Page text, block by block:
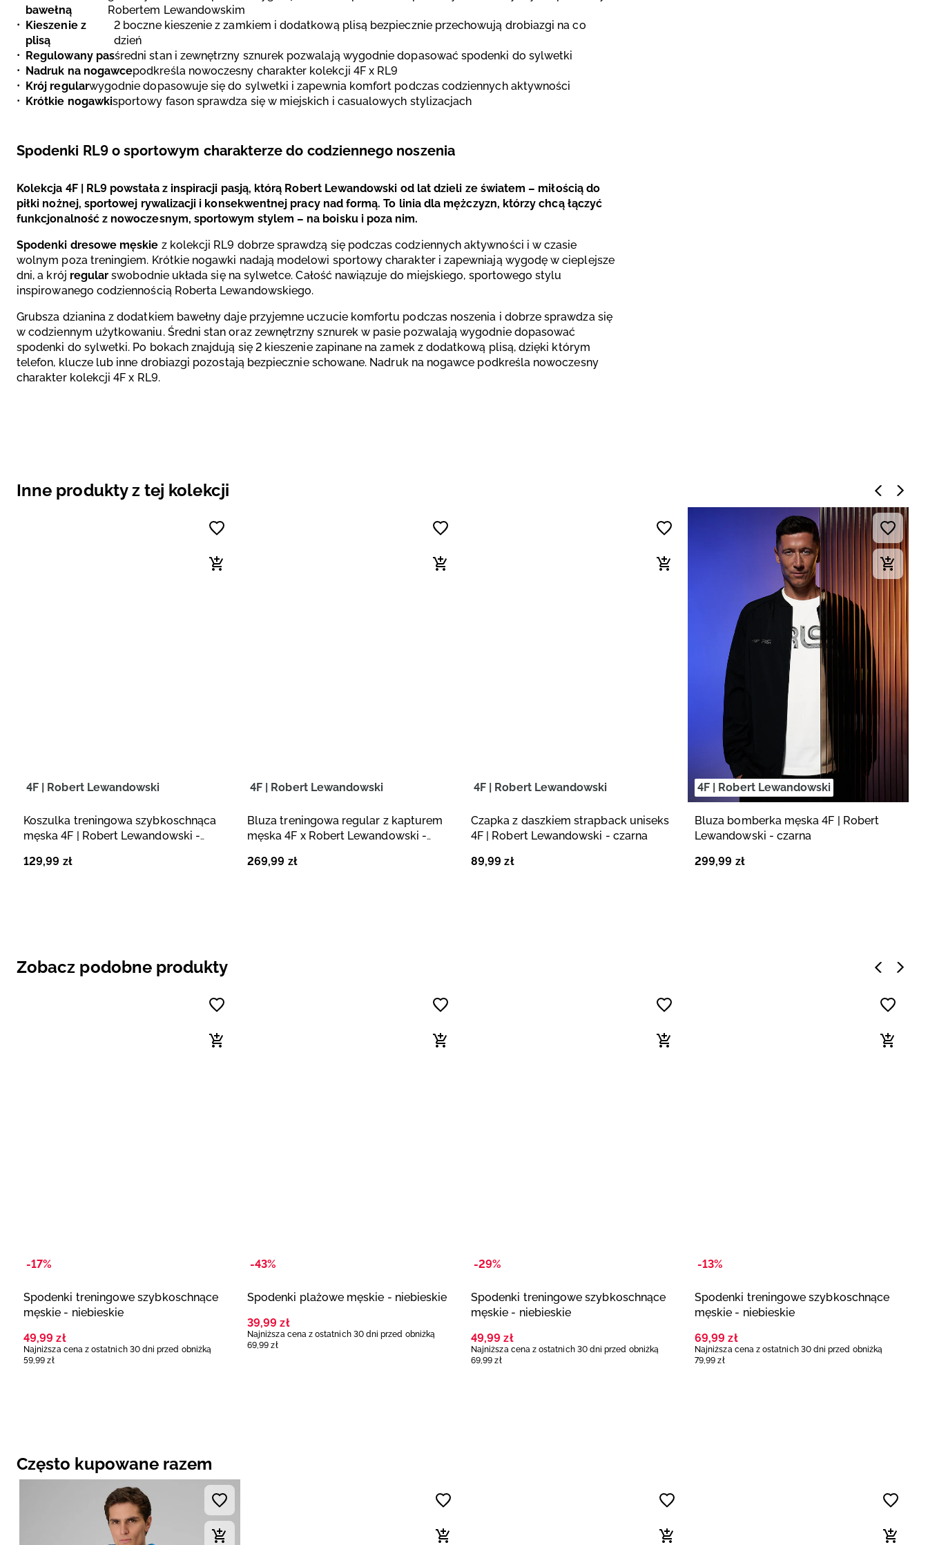
bawełną
Robertem Lewandowskim
Kieszenie z
plisą
2 boczne kieszenie z zamkiem i dodatkową plisą bezpiecznie przechowują drobiazgi na co
dzień
Regulowany pasśredni stan i zewnętrzny sznurek pozwalają wygodnie dopasować spodenki do sylwetki
Nadruk na nogawcepodkreśla nowoczesny charakter kolekcji 4F x RL9
Krój regularwygodnie dopasowuje się do sylwetki i zapewnia komfort podczas codziennych aktywności
Krótkie nogawkisportowy fason sprawdza się w miejskich i casualowych stylizacjach
Spodenki RL9 o sportowym charakterze do codziennego noszenia
Kolekcja 4F | RL9 powstała z inspiracji pasją, którą Robert Lewandowski od lat dzieli ze światem – miłością do
piłki nożnej, sportowej rywalizacji i konsekwentnej pracy nad formą. To linia dla mężczyzn, którzy chcą łączyć
funkcjonalność z nowoczesnym, sportowym stylem – na boisku i poza nim.
Spodenki dresowe męskie z kolekcji RL9 dobrze sprawdzą się podczas codziennych aktywności i w czasie
wolnym poza treningiem. Krótkie nogawki nadają modelowi sportowy charakter i zapewniają wygodę w cieplejsze
dni, a krój regular swobodnie układa się na sylwetce. Całość nawiązuje do miejskiego, sportowego stylu
inspirowanego codziennością Roberta Lewandowskiego.
Grubsza dzianina z dodatkiem bawełny daje przyjemne uczucie komfortu podczas noszenia i dobrze sprawdza się
w codziennym użytkowaniu. Średni stan oraz zewnętrzny sznurek w pasie pozwalają wygodnie dopasować
spodenki do sylwetki. Po bokach znajdują się 2 kieszenie zapinane na zamek z dodatkową plisą, dzięki którym
telefon, klucze lub inne drobiazgi pozostają bezpiecznie schowane. Nadruk na nogawce podkreśla nowoczesny
charakter kolekcji 4F x RL9.
Inne produkty z tej kolekcji
4F | Robert Lewandowski
Koszulka treningowa szybkoschnąca
męska 4F | Robert Lewandowski -
129,99 zł
4F | Robert Lewandowski
Bluza treningowa regular z kapturem
męska 4F x Robert Lewandowski -
269,99 zł
4F | Robert Lewandowski
Czapka z daszkiem strapback uniseks
4F | Robert Lewandowski - czarna
89,99 zł
4F | Robert Lewandowski
Bluza bomberka męska 4F | Robert
Lewandowski - czarna
299,99 zł
Zobacz podobne produkty
-17%
Spodenki treningowe szybkoschnące
męskie - niebieskie
49,99 zł
Najniższa cena z ostatnich 30 dni przed obniżką
59 ,99 zł
-43%
Spodenki plażowe męskie - niebieskie
39,99 zł
Najniższa cena z ostatnich 30 dni przed obniżką
69 ,99 zł
-29%
Spodenki treningowe szybkoschnące
męskie - niebieskie
49,99 zł
Najniższa cena z ostatnich 30 dni przed obniżką
69 ,99 zł
-13%
Spodenki treningowe szybkoschnące
męskie - niebieskie
69,99 zł
Najniższa cena z ostatnich 30 dni przed obniżką
79 ,99 zł
Często kupowane razem